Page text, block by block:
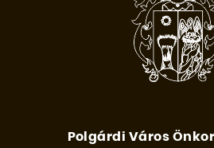
Polgárdi Város